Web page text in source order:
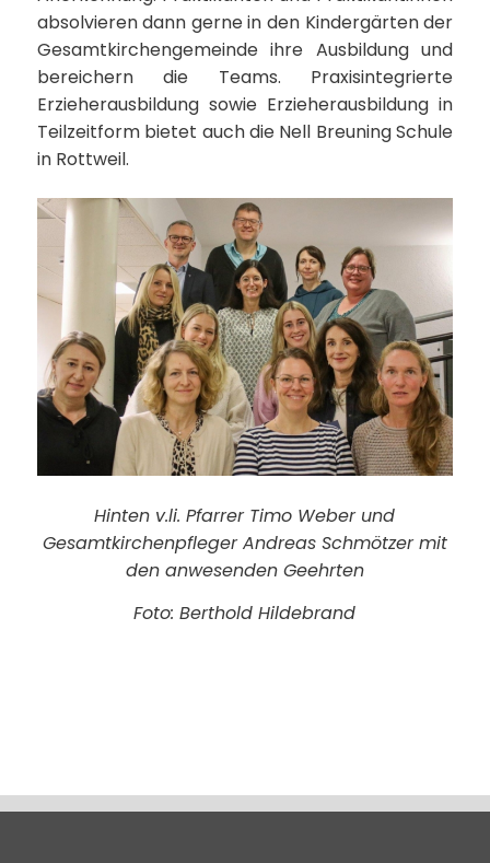
absolvieren dann gerne in den Kindergärten der
Gesamtkirchengemeinde ihre Ausbildung und
bereichern die Teams. Praxisintegrierte
Erzieherausbildung sowie Erzieherausbildung in
Teilzeitform bietet auch die Nell Breuning Schule
in Rottweil.
Hinten v.li. Pfarrer Timo Weber und
Gesamtkirchenpfleger Andreas Schmötzer mit
den anwesenden Geehrten
Foto: Berthold Hildebrand